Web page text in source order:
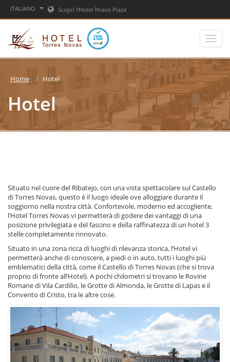
ITALIANO Scopri l'Hotel Ílhavo Plaza
Home Hotel
Hotel
Situato nel cuore del Ribatejo, con una vista spettacolare sul Castello
di Torres Novas, questo è il luogo ideale ove alloggiare durante il
soggiorno nella nostra città. Confortevole, moderno ed accogliente,
l’Hotel Torres Novas vi permetterà di godere dei vantaggi di una
posizione privilegiata e del fascino e della raffinatezza di un hotel 3
stelle completamente rinnovato.
Situato in una zona ricca di luoghi di rilevanza storica, l’Hotel vi
permetterà anche di conoscere, a piedi o in auto, tutti i luoghi più
emblematici della città, come il Castello di Torres Novas (che si trova
proprio di fronte all’Hotel). A pochi chilometri si trovano le Rovine
Romane di Vila Cardílio, le Grotte di Almonda, le Grotte di Lapas e il
Convento di Cristo, tra le altre cose.